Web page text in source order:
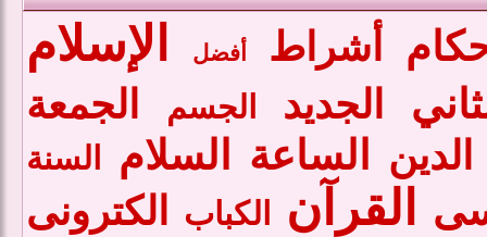
أشراط أفضل الإسلام
الجديد الجسم
الجمعة
الدين
الساعة السلام السنة
القرآن الكباب الكترونى